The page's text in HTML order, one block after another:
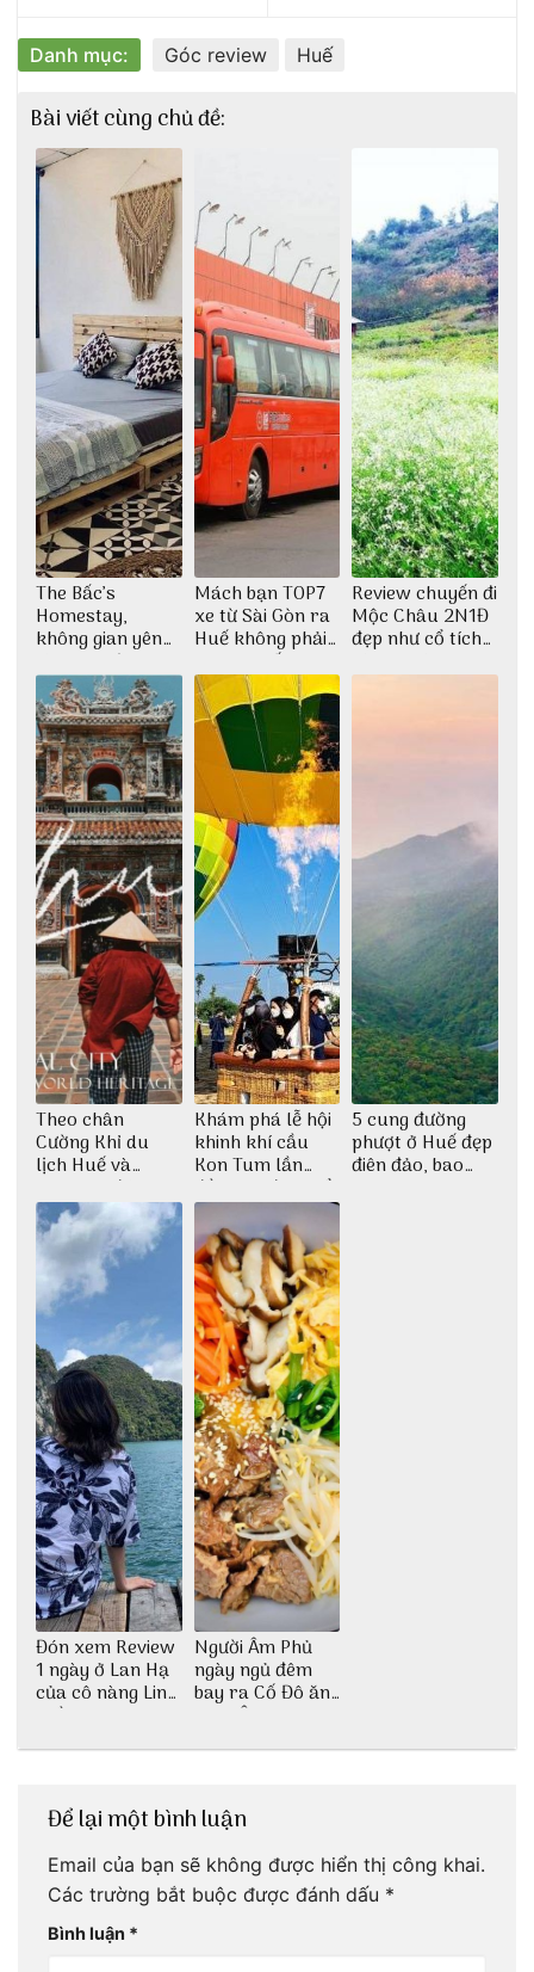
Danh mục: Góc review Huế
Bài viết cùng chủ đề:
The Bấc’s
Homestay,
không gian yên
bình tại Hòn Sơn
Mách bạn TOP7
xe từ Sài Gòn ra
Huế không phải
ai cũng biết
Review chuyến đi
Mộc Châu 2N1Đ
đẹp như cổ tích
Thu Hà
Theo chân
Cường Khỉ du
lịch Huế và
check-in đúng
những góc chụp
đẹp
Khám phá lễ hội
khinh khí cầu
Kon Tum lần
đầu tiên được tổ
chức
5 cung đường
phượt ở Huế đẹp
điên đảo, bao
Đón xem Review
1 ngày ở Lan Hạ
của cô nàng Linh
Trần
Người Âm Phủ
ngày ngủ đêm
bay ra Cố Đô ăn
Cơm Âm Phủ
Để lại một bình luận
Email của bạn sẽ không được hiển thị công khai.
Các trường bắt buộc được đánh dấu *
Bình luận *